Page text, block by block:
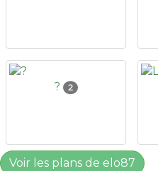
? 2
Voir les plans de elo87